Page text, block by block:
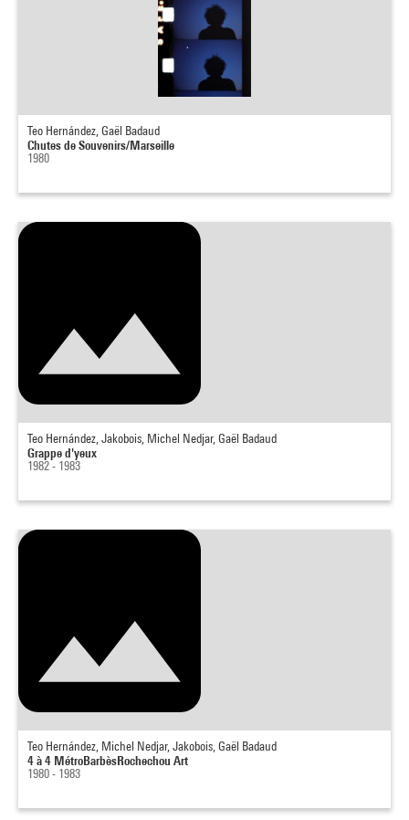
Teo Hernández, Gaël Badaud
Chutes de Souvenirs/Marseille
1980
Teo Hernández, Jakobois, Michel Nedjar, Gaël Badaud
Grappe d'yeux
1982 - 1983
Teo Hernández, Michel Nedjar, Jakobois, Gaël Badaud
4 à 4 MétroBarbèsRochechou Art
1980 - 1983